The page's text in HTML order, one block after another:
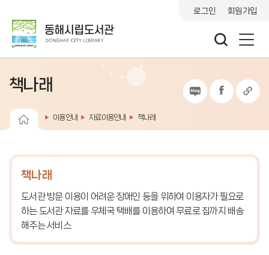
로그인 회원가입
책나래
이용안내 자료이용안내 책나래
책나래
도서관 방문 이용이 어려운 장애인 등을 위하여 이용자가 필요로
하는 도서관 자료를우체국 택배를 이용하여 무료로 집까지 배송
해주는 서비스